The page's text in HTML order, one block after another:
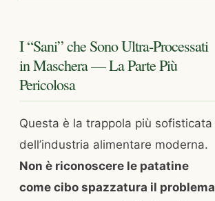
I “Sani” che Sono Ultra-Processati
in Maschera — La Parte Più
Pericolosa
Questa è la trappola più sofisticata
dell’industria alimentare moderna.
Non è riconoscere le patatine
come cibo spazzatura il problema